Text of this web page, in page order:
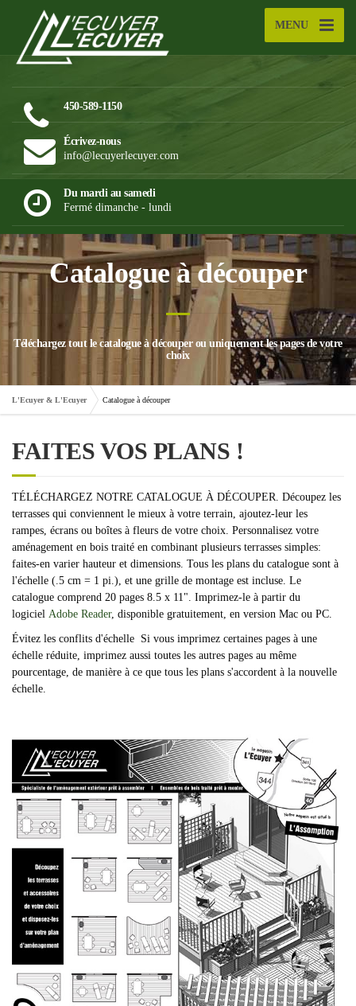
MENU
450-589-1150
Écrivez-nous
info@lecuyerlecuyer.com
Du mardi au samedi
Fermé dimanche - lundi
Catalogue à découper
Téléchargez tout le catalogue à découper ou uniquement les pages de votre
choix
L'Ecuyer & L'Ecuyer Catalogue à découper
FAITES VOS PLANS !
TÉLÉCHARGEZ NOTRE CATALOGUE À DÉCOUPER. Découpez les
terrasses qui conviennent le mieux à votre terrain, ajoutez-leur les
rampes, écrans ou boîtes à fleurs de votre choix. Personnalisez votre
aménagement en bois traité en combinant plusieurs terrasses simples:
faites-en varier hauteur et dimensions. Tous les plans du catalogue sont à
l'échelle (.5 cm = 1 pi.), et une grille de montage est incluse. Le
catalogue comprend 20 pages 8.5 x 11". Imprimez-le à partir du
logiciel Adobe Reader, disponible gratuitement, en version Mac ou PC.
Évitez les conflits d'échelle Si vous imprimez certaines pages à une
échelle réduite, imprimez aussi toutes les autres pages au même
pourcentage, de manière à ce que tous les plans s'accordent à la nouvelle
échelle.